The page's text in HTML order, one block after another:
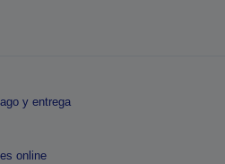
y entrega
online